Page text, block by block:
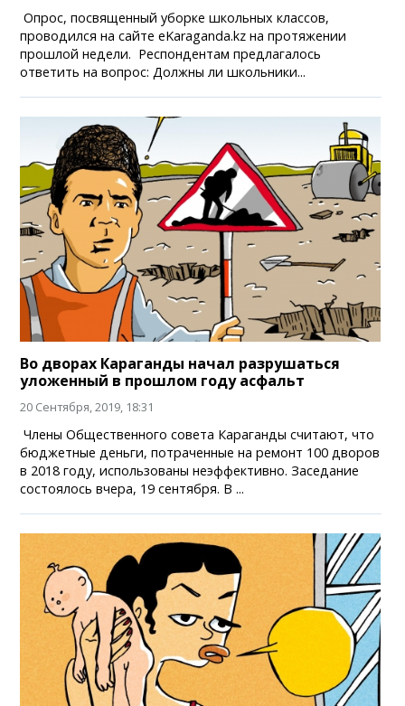
Опрос, посвященный уборке школьных классов,
проводился на сайте eKaraganda.kz на протяжении
прошлой недели. Респондентам предлагалось
ответить на вопрос: Должны ли школьники...
Во дворах Караганды начал разрушаться
уложенный в прошлом году асфальт
20 Сентября, 2019, 18:31
Члены Общественного совета Караганды считают, что
бюджетные деньги, потраченные на ремонт 100 дворов
в 2018 году, использованы неэффективно. Заседание
состоялось вчера, 19 сентября. В ...